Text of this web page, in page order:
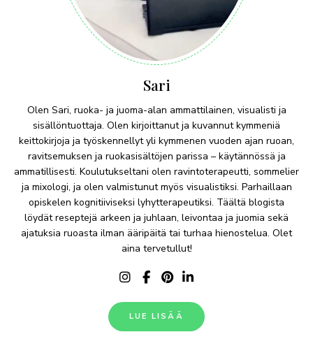
Sari
Olen Sari, ruoka- ja juoma-alan ammattilainen, visualisti ja
sisällöntuottaja. Olen kirjoittanut ja kuvannut kymmeniä
keittokirjoja ja työskennellyt yli kymmenen vuoden ajan ruoan,
ravitsemuksen ja ruokasisältöjen parissa – käytännössä ja
ammatillisesti. Koulutukseltani olen ravintoterapeutti, sommelier
ja mixologi, ja olen valmistunut myös visualistiksi. Parhaillaan
opiskelen kognitiiviseksi lyhytterapeutiksi. Täältä blogista
löydät reseptejä arkeen ja juhlaan, leivontaa ja juomia sekä
ajatuksia ruoasta ilman ääripäitä tai turhaa hienostelua. Olet
aina tervetullut!
LUE LISÄÄ